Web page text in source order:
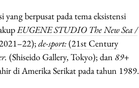
yang berpusat pada tema eksistensi
EUGENE STUDIO The New Sea /
de-sport:(21st Century
(Shiseido Gallery, Tokyo); dan89+
di Amerika Serikat pada tahun 1989.